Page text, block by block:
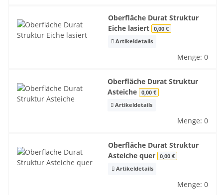
Oberfläche Durat Struktur
Eiche lasiert
0,00 €
Artikeldetails
Menge: 0
Oberfläche Durat Struktur
Asteiche
0,00 €
Artikeldetails
Menge: 0
Oberfläche Durat Struktur
Asteiche quer
0,00 €
Artikeldetails
Menge: 0